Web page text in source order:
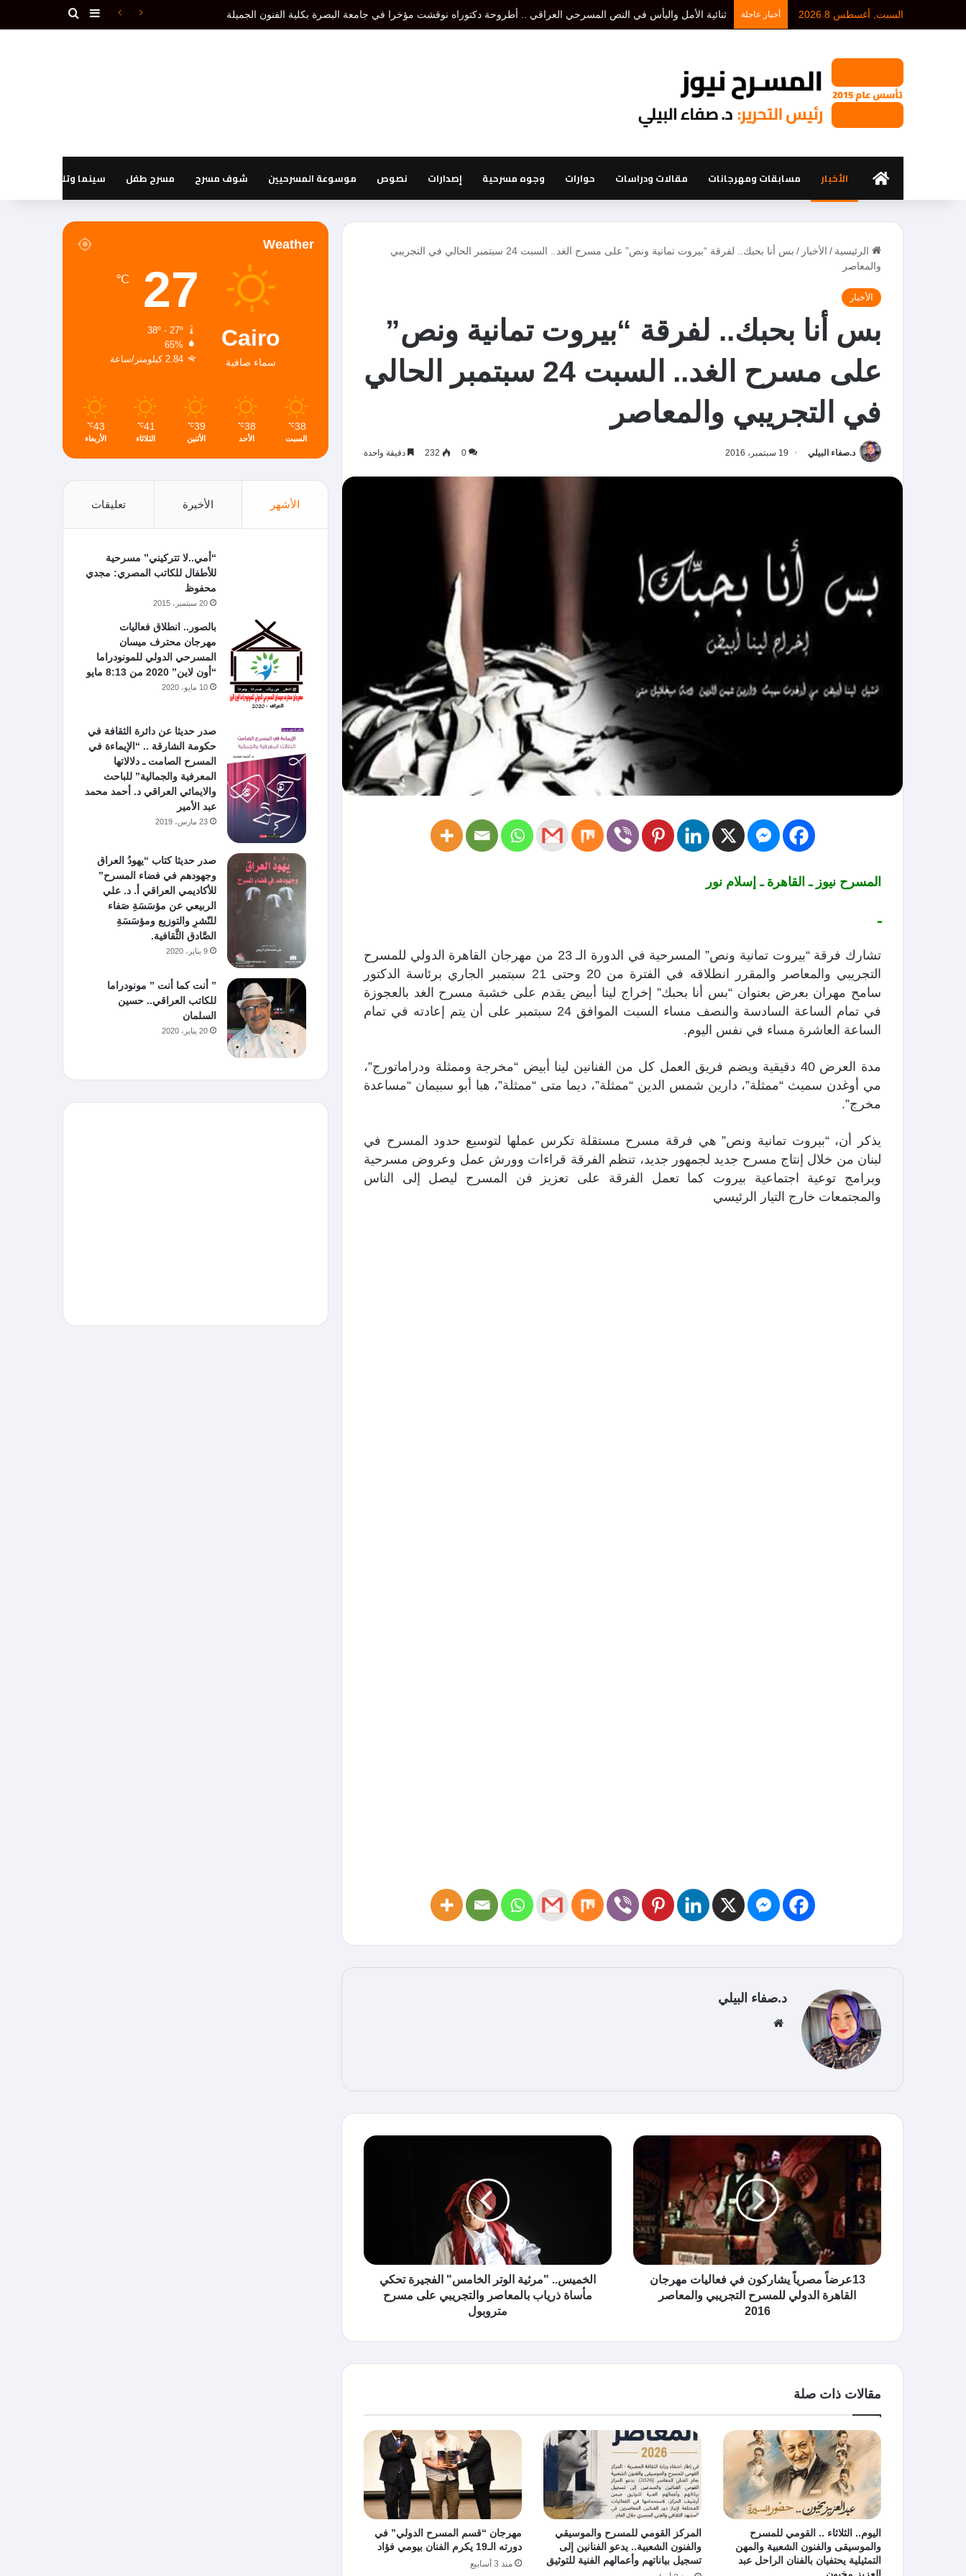
السبت, أغسطس 8 2026 أخبار عاجلة د. أحمد بلخيري: كل تنظير مسرحي هو إقصاء لتنظير أو تنظيرات أخرى، أما نظرية المسرح فتدرس الكل دون إقصاء.(1ـ 3) إضافة عمود جانبي
الرئيسيةالأخبار مسابقات ومهرجانات مقالات ودراسات حوارات وجوه مسرحية إصدارات نصوص موسوعة المسرحيين شوف مسرح مسرح طفل سينما وتليفزيون
الرئيسية / الأخبار /
بس أنا بحبك.. لفرقة “بيروت تمانية ونص” على مسرح الغد.. السبت 24 سبتمبر الحالي في التجريبي
والمعاصر
الأخبار
بس أنا بحبك.. لفرقة “بيروت تمانية ونص”
على مسرح الغد.. السبت 24 سبتمبر الحالي
في التجريبي والمعاصر
د.صفاء البيلي 19 سبتمبر، 2016 0
232 دقيقة واحدة
المسرح نيوز ـ القاهرة ـ إسلام نور
ـ
تشارك فرقة “بيروت تمانية ونص” المسرحية في الدورة الـ 23 من مهرجان القاهرة الدولي للمسرح
التجريبي والمعاصر والمقرر انطلاقه في الفترة من 20 وحتى 21 سبتمبر الجاري برئاسة الدكتور
سامح مهران بعرض بعنوان “بس أنا بحبك” إخراج لينا أبيض يقدم على خشبة مسرح الغد بالعجوزة
في تمام الساعة السادسة والنصف مساء السبت الموافق 24 سبتمبر على أن يتم إعادته في تمام
الساعة العاشرة مساء في نفس اليوم.
مدة العرض 40 دقيقية ويضم فريق العمل كل من الفنانين لينا أبيض “مخرجة وممثلة ودراماتورج”،
مي أوغدن سميث “ممثلة”، دارين شمس الدين “ممثلة”، ديما متى “ممثلة”، هبا أبو سبيمان “مساعدة
مخرج”.
يذكر أن، “بيروت تمانية ونص” هي فرقة مسرح مستقلة تكرس عملها لتوسيع حدود المسرح في
لبنان من خلال إنتاج مسرح جديد لجمهور جديد، تنظم الفرقة قراءات وورش عمل وعروض مسرحية
وبرامج توعية اجتماعية بيروت كما تعمل الفرقة على تعزيز فن المسرح ليصل إلى الناس
والمجتمعات خارج التيار الرئيسي
د.صفاء البيلي
13عرضاً مصرياً يشاركون في فعاليات مهرجان
القاهرة الدولي للمسرح التجريبي والمعاصر
2016
الخميس.. "مرثية الوتر الخامس" الفجيرة تحكي
مأساة ذرياب بالمعاصر والتجريبي على مسرح
متروبول
مقالات ذات صلة
اليوم.. الثلاثاء .. القومي للمسرح
والموسيقى والفنون الشعبية والمهن
التمثيلية يحتفيان بالفنان الراحل عبد
العزيز مخيون
المركز القومي للمسرح والموسيقي
والفنون الشعبية.. يدعو الفنانين إلى
تسجيل بياناتهم وأعمالهم الفنية للتوثيق
مهرجان “قسم المسرح الدولي” في
دورته الـ19 يكرم الفنان بيومي فؤاد
منذ 3 أسابيع
Weather
Cairo
سماء صافية
27
℃
65%
2.84 كيلومتر/ساعة
38
℃
السبت
38
℃
الأحد
39
℃
الأثنين
41
℃
الثلاثاء
43
℃
الأربعاء
الأشهر الأخيرة تعليقات
“أمي..لا تتركيني” مسرحية
للأطفال للكاتب المصري: مجدي
محفوظ
20 سبتمبر، 2015
بالصور.. انطلاق فعاليات
مهرجان محترف ميسان
المسرحي الدولي للمونودراما
“أون لاين” 2020 من 8:13 مايو
10 مايو، 2020
صدر حديثا عن دائرة الثقافة في
حكومة الشارقة .. “الإيماءة في
المسرح الصامت ـ دلالاتها
المعرفية والجمالية” للباحث
والايمائي العراقي د. أحمد محمد
عبد الأمير
23 مارس، 2019
صدر حديثا كتاب “يهودُ العراق
وجهودهم في فضاء المسرح”
للأكاديمي العراقي أ. د. علي
الربيعي عن مؤسَسَةِ صَفاء
للنّشرِ والتوزيع ومؤسَسَةِ
الصَّادق الثَّقافية.
9 يناير، 2020
” أنت كما أنت ” مونودراما
للكاتب العراقي.. حسين
السلمان
20 يناير، 2020